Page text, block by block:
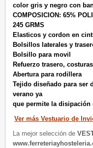
color gris y negro con
COMPOSICION: 65%
245 GRMS
Elasticos y cordon en
Bolsillos laterales y
Bolsillo para movil
Refuerzo trasero,
Abertura para rodillera
Tejido diseñado para ser
verano ya
que permite la disipación
Ver más Vestuario de
La mejor selección de